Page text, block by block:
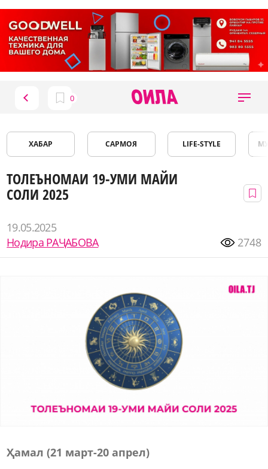
ХАБАР САРМОЯ LIFE-STYLE
ТОЛЕЪНОМАИ 19-УМИ МАЙИ
СОЛИ 2025
19.05.2025
Нодира РАҶАБОВА
2748
Ҳамал (21 март-20 апрел)